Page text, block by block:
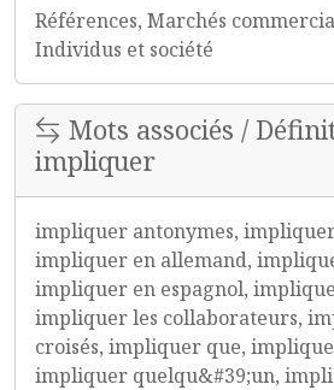
Références, Marchés
Individus et société
Mots associés /
impliquer
impliquer antonymes,
impliquer en allemand,
impliquer en espagnol,
impliquer les collaborateurs,
croisés, impliquer que,
impliquer quelqu&#39;un,